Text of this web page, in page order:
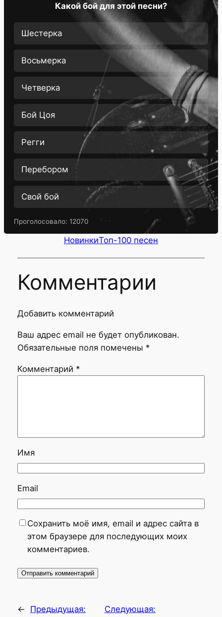
Какой бой для этой песни?
Шестерка
Восьмерка
Четверка
Бой Цоя
Регги
Перебором
Свой бой
Проголосовало: 12070
НовинкиТоп-100 песен
Комментарии
Добавить комментарий
Ваш адрес email не будет опубликован.
Обязательные поля помечены *
Комментарий *
Имя
Email
Сохранить моё имя, email и адрес сайта в
этом браузере для последующих моих
комментариев.
← Предыдущая: Следующая: